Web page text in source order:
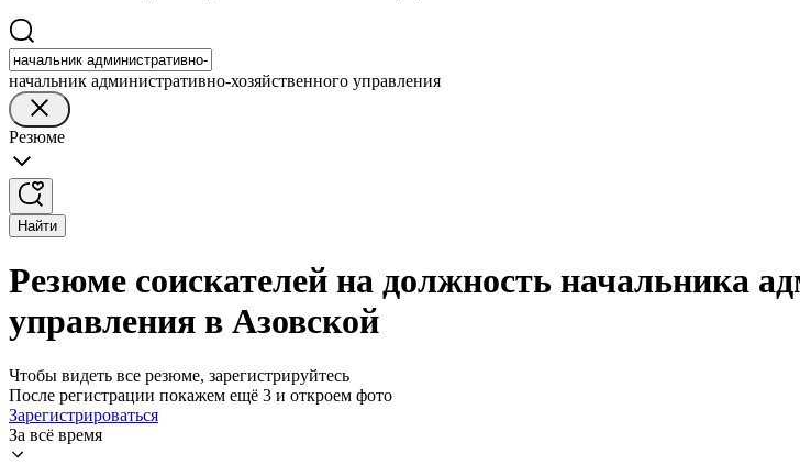
начальник административно-хозяйственного управления
Резюме
Найти
Резюме соискателей на должность начальника
управления в Азовской
Чтобы видеть все резюме, зарегистрируйтесь
После регистрации покажем ещё 3 и откроем фото
Зарегистрироваться
За всё время